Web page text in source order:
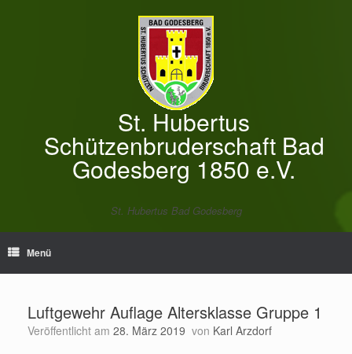
St. Hubertus
Schützenbruderschaft Bad
Godesberg 1850 e.V.
St. Hubertus Bad Godesberg
Menü
Luftgewehr Auflage Altersklasse Gruppe 1
Veröffentlicht am 28. März 2019 von Karl Arzdorf